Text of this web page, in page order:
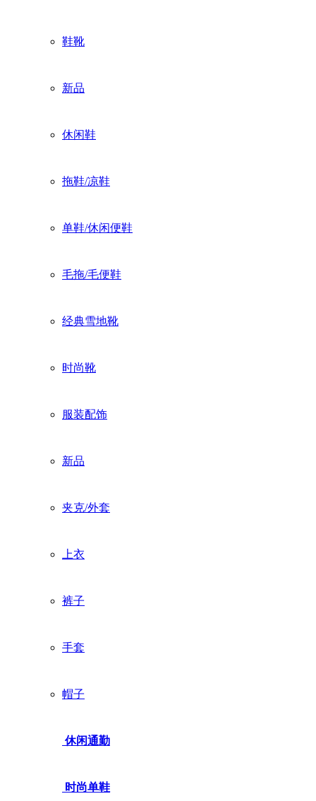
鞋靴
新品
休闲鞋
拖鞋/凉鞋
单鞋/休闲便鞋
毛拖/毛便鞋
经典雪地靴
时尚靴
服装配饰
新品
夹克/外套
上衣
裤子
手套
帽子
休闲通勤
时尚单鞋